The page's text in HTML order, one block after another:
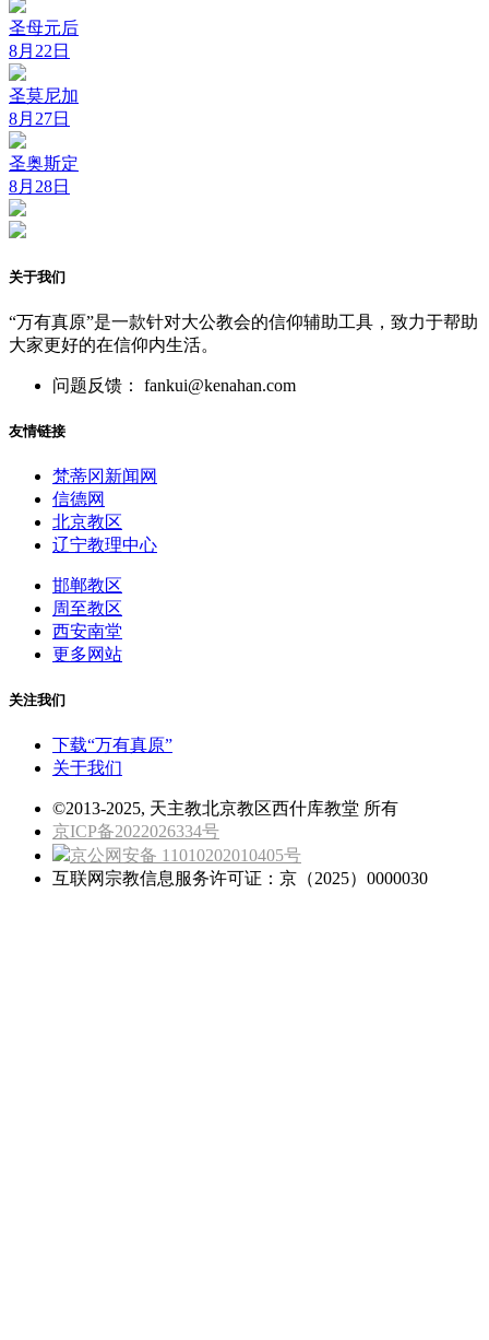
圣母元后
8月22日
圣莫尼加
8月27日
圣奥斯定
8月28日
关于我们
“万有真原”是一款针对大公教会的信仰辅助工具，致力于帮助
大家更好的在信仰内生活。
问题反馈： fankui@kenahan.com
友情链接
梵蒂冈新闻网
信德网
北京教区
辽宁教理中心
邯郸教区
周至教区
西安南堂
更多网站
关注我们
下载“万有真原”
关于我们
©2013-2025, 天主教北京教区西什库教堂 所有
京ICP备2022026334号
京公网安备 11010202010405号
互联网宗教信息服务许可证：京（2025）0000030